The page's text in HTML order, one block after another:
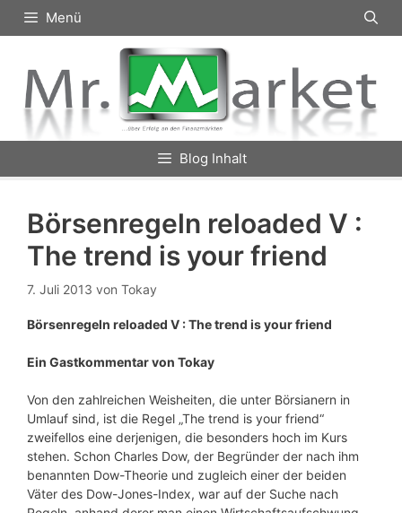
Inhalt
Menü
Blog Inhalt
Börsenregeln reloaded V :
The trend is your friend
7. Juli 2013 von Tokay
Börsenregeln reloaded V : The trend is your friend
Ein Gastkommentar von Tokay
Von den zahlreichen Weisheiten, die unter Börsianern in
Umlauf sind, ist die Regel „The trend is your friend“
zweifellos eine derjenigen, die besonders hoch im Kurs
stehen. Schon Charles Dow, der Begründer der nach ihm
benannten Dow-Theorie und zugleich einer der beiden
Väter des Dow-Jones-Index, war auf der Suche nach